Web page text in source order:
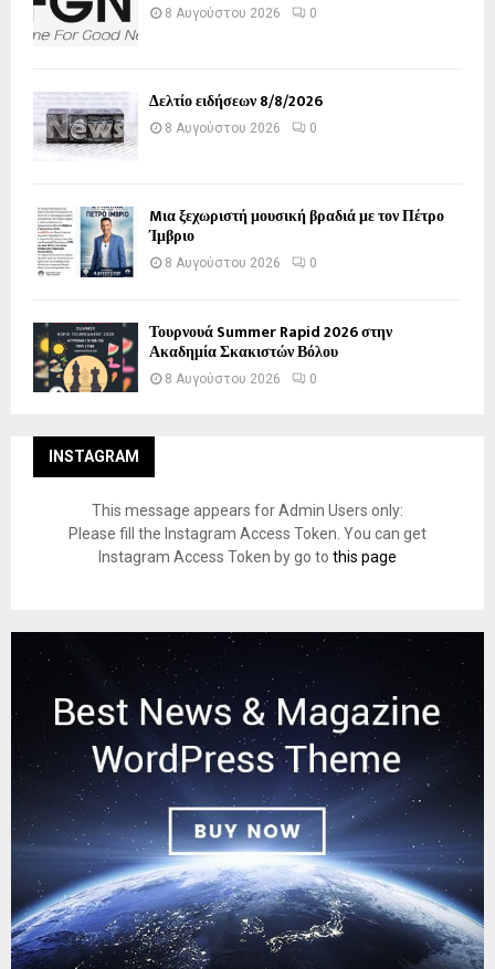
8 Αυγούστου 2026 0
Δελτίο ειδήσεων 8/8/2026
8 Αυγούστου 2026 0
Mια ξεχωριστή μουσική βραδιά με τον Πέτρο
Ίμβριο
8 Αυγούστου 2026 0
Τουρνουά Summer Rapid 2026 στην
Ακαδημία Σκακιστών Βόλου
8 Αυγούστου 2026 0
INSTAGRAM
This message appears for Admin Users only:
Please fill the Instagram Access Token. You can get
Instagram Access Token by go to this page